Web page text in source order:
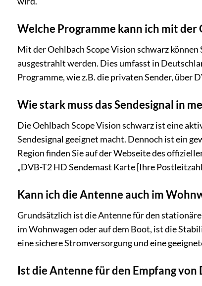
Welche Programme kann ich mit der
Mit der Oehlbach Scope Vision schwarz
ausgestrahlt werden. Dies umfasst in
Programme, wie z.B. die privaten Sender, über
Wie stark muss das Sendesignal in
Die Oehlbach Scope Vision schwarz ist eine
Sendesignal geeignet macht. Dennoch ist ein
Region finden Sie auf der Webseite des
„DVB-T2 HD Sendemast Karte [Ihre
Kann ich die Antenne auch im
Grundsätzlich ist die Antenne für den
im Wohnwagen oder auf dem Boot, ist die
eine sichere Stromversorgung und eine
Ist die Antenne für den Empfang von